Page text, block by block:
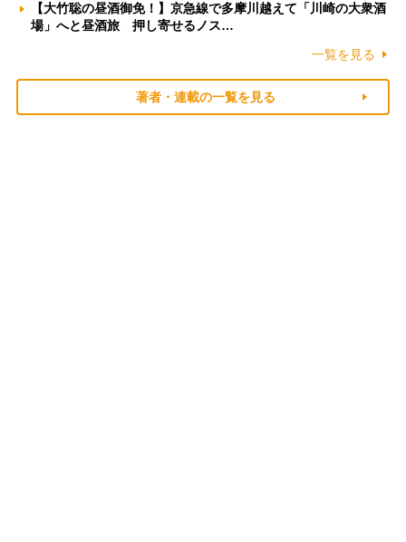
【大竹聡の昼酒御免！】京急線で多摩川越えて「川崎の大衆酒
場」へと昼酒旅 押し寄せるノス…
一覧を見る
著者・連載の一覧を見る